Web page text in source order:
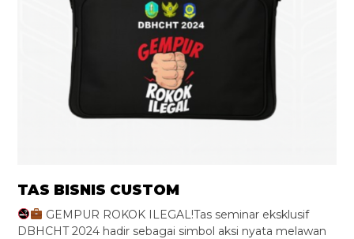
TAS BISNIS CUSTOM
GEMPUR ROKOK ILEGAL!Tas seminar eksklusif
DBHCHT 2024 hadir sebagai simbol aksi nyata melawan